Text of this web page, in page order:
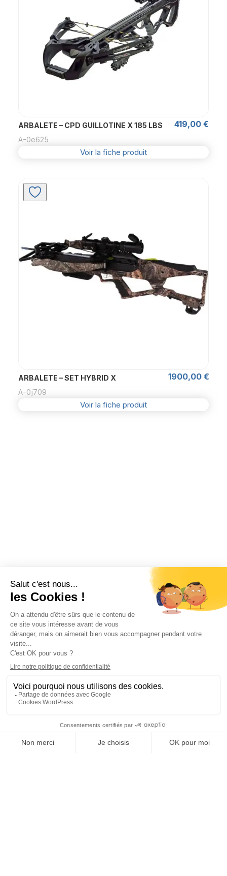
ARBALETE – CPD GUILLOTINE X 185 LBS 419,00 €
A-0e625
Voir la fiche produit
ARBALETE – SET HYBRID X 1900,00 €
A-0j709
Voir la fiche produit
COORDONNÉES